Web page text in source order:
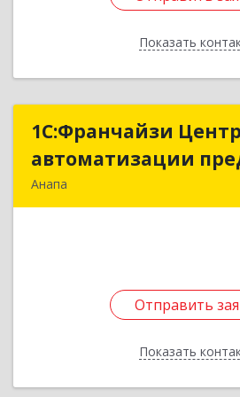
ПоказатьНазад
1С:Франчайзи Центр
автоматизации
Анапа
Отправить
Показать
автоматизации